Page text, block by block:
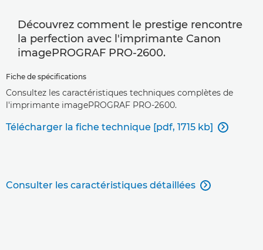
Découvrez comment le prestige rencontre
la perfection avec l'imprimante Canon
imagePROGRAF PRO-2600.
Fiche de spécifications
Consultez les caractéristiques techniques complètes de
l'imprimante imagePROGRAF PRO-2600.
Télécharger la fiche technique [pdf, 1715 kb] 
Consulter les caractéristiques détaillées 